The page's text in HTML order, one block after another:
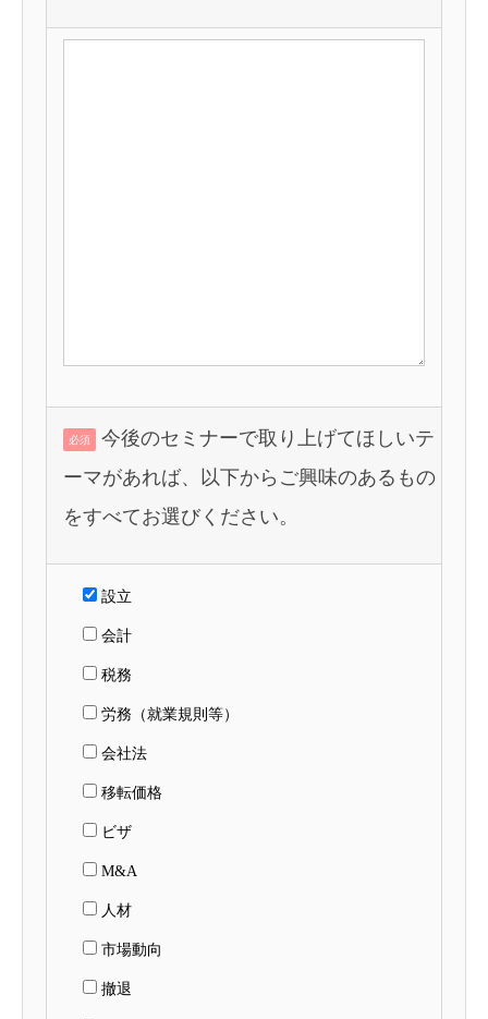
必須
今後のセミナーで取り上げてほしいテ
ーマがあれば、以下からご興味のあるもの
をすべてお選びください。
設立
会計
税務
労務（就業規則等）
会社法
移転価格
ビザ
M&A
人材
市場動向
撤退